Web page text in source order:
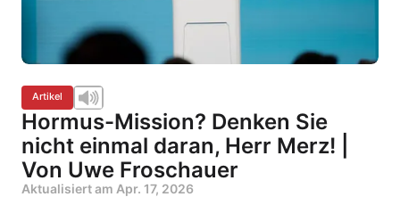
Artikel
Hormus-Mission? Denken Sie
nicht einmal daran, Herr Merz! |
Von Uwe Froschauer
Aktualisiert am Apr. 17, 2026